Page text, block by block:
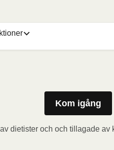
när du öppnar behållaren.
Kom igång
dietister och och tillagade